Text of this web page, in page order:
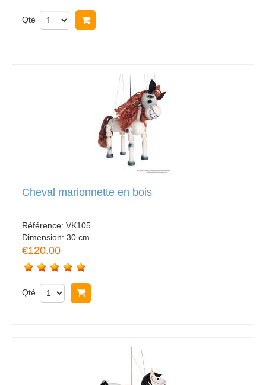
Qté
Cheval marionnette en bois
Référence: VK105
Dimension: 30 cm.
€120.00
Qté